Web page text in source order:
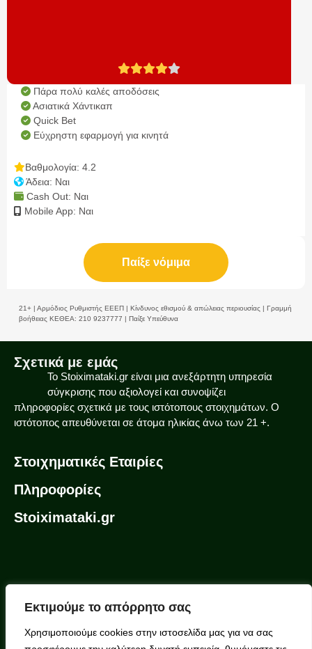
Εκτιμούμε το απόρρητο σας
Χρησιμοποιούμε cookies στην ιστοσελίδα μας για να σας
Πάρα πολύ καλές αποδόσεις
Ασιατικά Χάντικαπ
Quick Bet
Εύχρηστη εφαρμογή για κινητά
Βαθμολογία: 4.2
Άδεια: Ναι
Cash Out: Ναι
Mobile App: Ναι
Παίξε νόμιμα
21+ | Αρμόδιος Ρυθμιστής ΕΕΕΠ | Κίνδυνος εθισμού & απώλειας περιουσίας | Γραμμή
βοήθειας ΚΕΘΕΑ: 210 9237777 | Παίξε Υπεύθυνα
Σχετικά με εμάς
To Stoiximataki.gr είναι μια ανεξάρτητη υπηρεσία
σύγκρισης που αξιολογεί και συνοψίζει
πληροφορίες σχετικά με τους ιστότοπους στοιχημάτων. Ο
ιστότοπος απευθύνεται σε άτομα ηλικίας άνω των 21 +.
Στοιχηματικές Εταιρίες
Πληροφορίες
Stoiximataki.gr